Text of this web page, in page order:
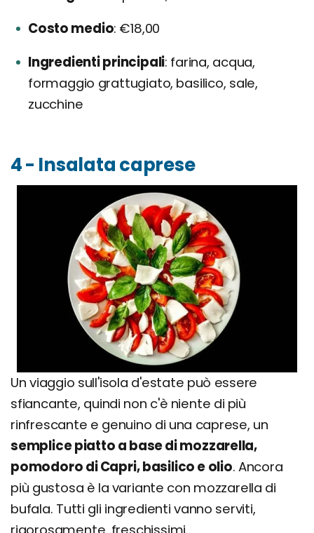
Costo medio €18,00
Ingredienti principali farina, acqua,
formaggio grattugiato, basilico, sale,
zucchine
4 - Insalata caprese
Un viaggio sull'isola d'estate può essere
sfiancante, quindi non c'è niente di più
rinfrescante e genuino di una caprese, un
semplice piatto a base di mozzarella,
pomodoro di Capri, basilico e olio. Ancora
più gustosa è la variante con mozzarella di
bufala. Tutti gli ingredienti vanno serviti,